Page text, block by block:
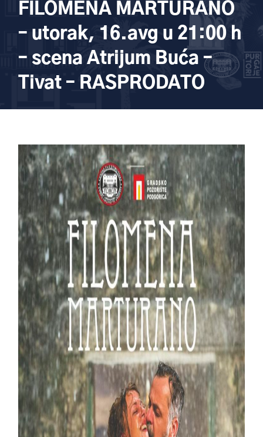
FILOMENA MARTURANO
– utorak, 16.avg u 21:00 h
– scena Atrijum Buća –
Tivat – RASPRODATO